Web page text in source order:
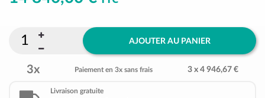
AJOUTER AU PANIER
3x Paiement en 3x sans frais 3 x 4 946,67 €
Livraison gratuite